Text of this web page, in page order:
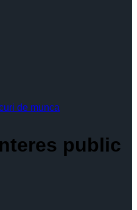
de munca
public